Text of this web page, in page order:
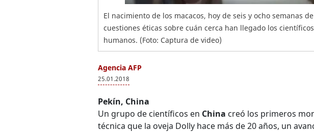
El nacimiento de los macacos, hoy de seis y ocho semanas
cuestiones éticas sobre cuán cerca han llegado los
humanos. (Foto: Captura de video)
Agencia AFP
25.01.2018
Pekín, China
Un grupo de científicos en China creó los primeros
técnica que la oveja Dolly hace más de 20 años, un